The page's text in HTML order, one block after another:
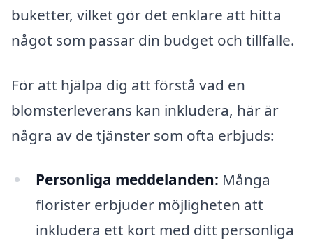
buketter, vilket gör det enklare att hitta
något som passar din budget och tillfälle.
För att hjälpa dig att förstå vad en
blomsterleverans kan inkludera, här är
några av de tjänster som ofta erbjuds:
Personliga meddelanden: Många
florister erbjuder möjligheten att
inkludera ett kort med ditt personliga